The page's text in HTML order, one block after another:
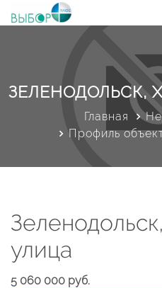
ЗЕЛЕНОДОЛЬСК,
Главная
Профиль
улица
5 060 000 руб.